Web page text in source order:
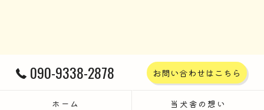
090-9338-2878 お問い合わせはこちら
ホーム 当犬舎の想い